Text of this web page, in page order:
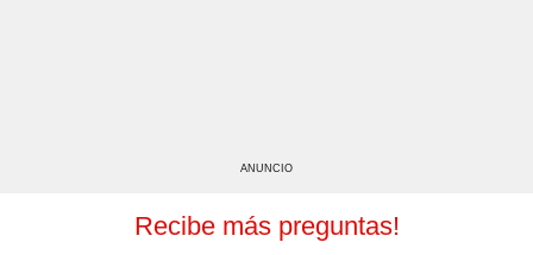
ANUNCIO
Recibe más preguntas!